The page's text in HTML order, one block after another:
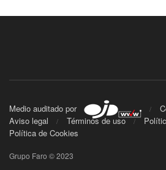
Medio auditado por
Aviso legal
Términos de uso
Política de Cookies
Grupo Faro © 2023